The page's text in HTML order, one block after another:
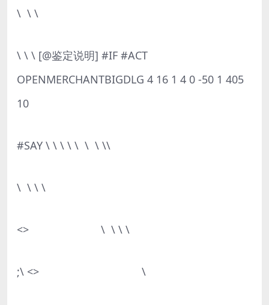
\ \ \
\ \ \ [@鉴定说明] #IF #ACT
OPENMERCHANTBIGDLG 4 16 1 4 0 -50 1 405
10
#SAY \ \ \ \ \ \ \ \\
\ \ \ \
<> \ \ \ \
;\ <> \